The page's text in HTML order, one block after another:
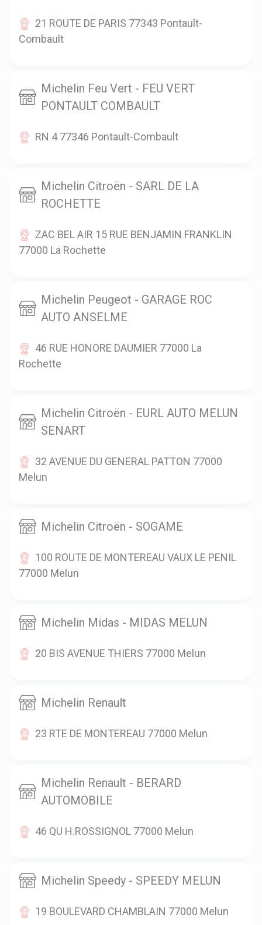
21 ROUTE DE PARIS 77343 Pontault-
Combault
Michelin Feu Vert - FEU VERT
PONTAULT COMBAULT
RN 4 77346 Pontault-Combault
Michelin Citroën - SARL DE LA
ROCHETTE
ZAC BEL AIR 15 RUE BENJAMIN FRANKLIN
77000 La Rochette
Michelin Peugeot - GARAGE ROC
AUTO ANSELME
46 RUE HONORE DAUMIER 77000 La
Rochette
Michelin Citroën - EURL AUTO MELUN
SENART
32 AVENUE DU GENERAL PATTON 77000
Melun
Michelin Citroën - SOGAME
100 ROUTE DE MONTEREAU VAUX LE PENIL
77000 Melun
Michelin Midas - MIDAS MELUN
20 BIS AVENUE THIERS 77000 Melun
Michelin Renault
23 RTE DE MONTEREAU 77000 Melun
Michelin Renault - BERARD
AUTOMOBILE
46 QU H.ROSSIGNOL 77000 Melun
Michelin Speedy - SPEEDY MELUN
19 BOULEVARD CHAMBLAIN 77000 Melun